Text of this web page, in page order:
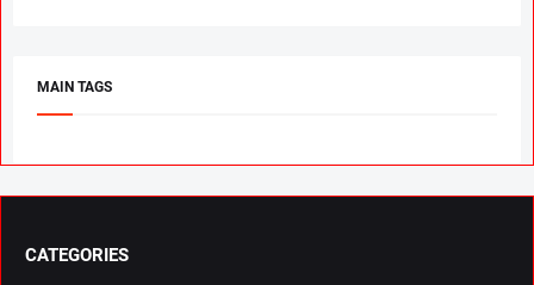
MAIN TAGS
CATEGORIES